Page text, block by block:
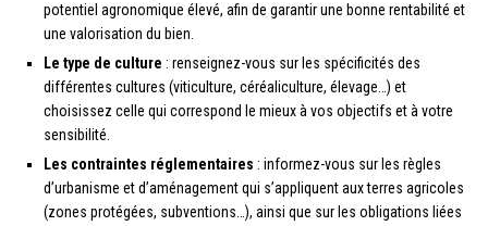
potentiel agronomique élevé, afin de garantir une bonne rentabilité et
une valorisation du bien.
Le type de culture : renseignez-vous sur les spécificités des
différentes cultures (viticulture, céréaliculture, élevage…) et
choisissez celle qui correspond le mieux à vos objectifs et à votre
sensibilité.
Les contraintes réglementaires : informez-vous sur les règles
d’urbanisme et d’aménagement qui s’appliquent aux terres agricoles
(zones protégées, subventions…), ainsi que sur les obligations liées